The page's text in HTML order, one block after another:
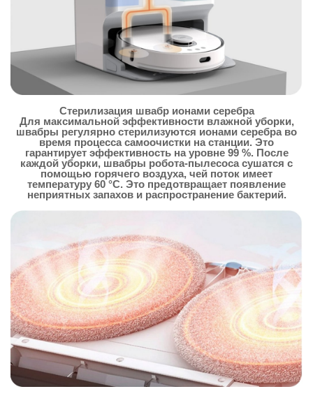
Стерилизация швабр ионами серебра
Для максимальной эффективности влажной уборки,
швабры регулярно стерилизуются ионами серебра во
время процесса самоочистки на станции. Это
гарантирует эффективность на уровне 99 %. После
каждой уборки, швабры робота-пылесоса сушатся с
помощью горячего воздуха, чей поток имеет
температуру 60 °C. Это предотвращает появление
неприятных запахов и распространение бактерий.